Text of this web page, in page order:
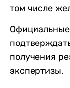
том числе
получения
экспертизы.